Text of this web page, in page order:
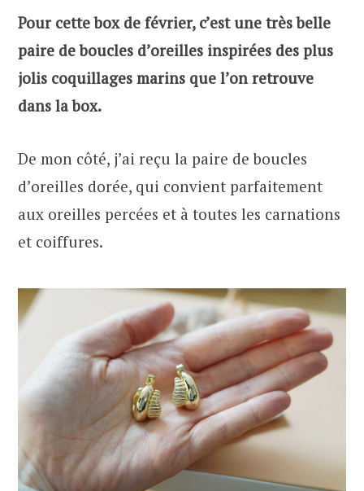
Pour cette box de février, c’est une très belle
paire de boucles d’oreilles inspirées des plus
jolis coquillages marins que l’on retrouve
dans la box.
De mon côté, j’ai reçu la paire de boucles
d’oreilles dorée, qui convient parfaitement
aux oreilles percées et à toutes les carnations
et coiffures.